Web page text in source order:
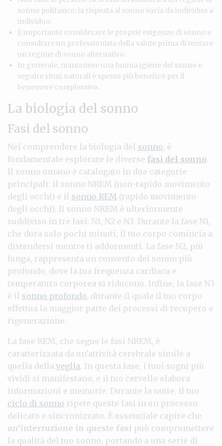
sonno polifasico; la risposta al sonno varía da individuo a
individuo.
È importante considerare le proprie esigenze di sonno e
consultare un professionista della salute prima di tentare
un regime di sonno alternativo.
In generale, mantenere una buona igiene del sonno e
seguire ritmi naturali è spesso più benefico per il
benessere complessivo.
La biologia del sonno
Fasi del sonno
Nel comprendere la biologia del sonno, è
fondamentale esplorare le diverse fasi del sonno.
Il sonno umano è catalogato in due categorie
principali: il sonno NREM (non-rapido movimento
degli occhi) e il sonno REM (rapido movimento
degli occhi). Il sonno NREM è ulteriormente
suddiviso in tre fasi: N1, N2 e N3. Durante la fase N1,
che dura solo pochi minuti, il tuo corpo comincia a
distendersi mentre ti addormenti. La fase N2, più
lunga, rappresenta un convento del sonno più
profondo, dove la tua frequenza cardiaca e
temperatura corporea si riducono. Infine, la fase N3
è il sonno profondo, durante il quale il tuo corpo
effettua la maggior parte dei processi di recupero e
rigenerazione.
La fase REM, che segue le fasi NREM, è
caratterizzata da un’attività cerebrale simile a
quella della veglia. In questa fase, i tuoi sogni più
vividi si manifestano, e il tuo cervello elabora
informazioni e memorie. Durante la notte, il tuo
ciclo di sonno ripete queste fasi in un processo
delicato e sincronizzato. È essenziale capire che
un’interruzione in queste fasi può compromettere
la qualità del tuo sonno, portando a una serie di